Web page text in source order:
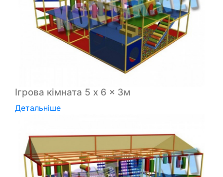
Ігрова кімната 5 x 6 x 3м
Детальніше